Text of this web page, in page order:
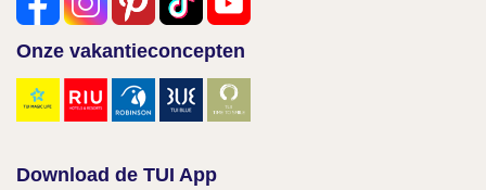
Onze vakantieconcepten
Download de TUI App